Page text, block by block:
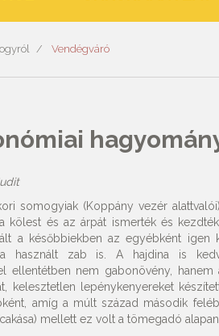
Vendégváró
somogyiak (Koppány vezér
kölest és az árpát ismerték és
a későbbiekben az egyébként
használt zab is. A hajdina is
ellentétben nem gabonövény,
kelesztetlen lepénykenyereket
amíg a múlt század második
mellett ez volt a tömegadó